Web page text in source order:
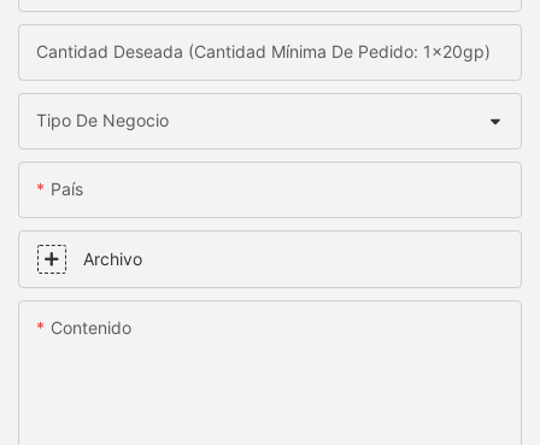
Cantidad Deseada (Cantidad Mínima De Pedido: 1x20gp)
Tipo De Negocio
País
Archivo
Contenido